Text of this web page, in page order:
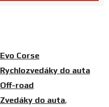
Evo Corse
Rychlozvedáky do auta
Off-road
Zvedáky do auta,